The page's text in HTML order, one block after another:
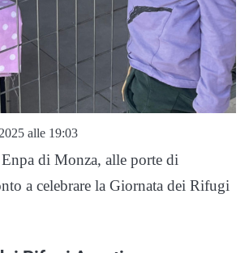
alle 19:03
di Monza, alle porte di
a celebrare la Giornata dei Rifugi